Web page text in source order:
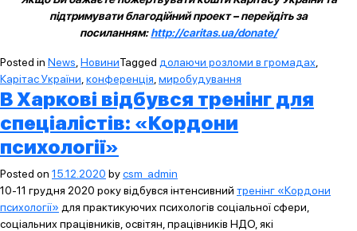
підтримувати благодійний проект – перейдіть за
посиланням:http://caritas.ua/donate/
Posted in News НовиниTagged долаючи розломи в громадах
Карітас України конференція миробудування
В Харкові відбувся тренінг для
спеціалістів: «Кордони
психології»
Posted on 15.12.2020 bycsm_admin
10-11 грудня 2020 року відбувся інтенсивний тренінг «Кордони
психології» для практикуючих психологів соціальної сфери,
соціальних працівників, освітян, працівників НДО, які